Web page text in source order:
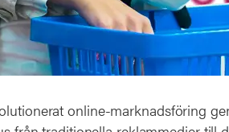
online-marknadsföring